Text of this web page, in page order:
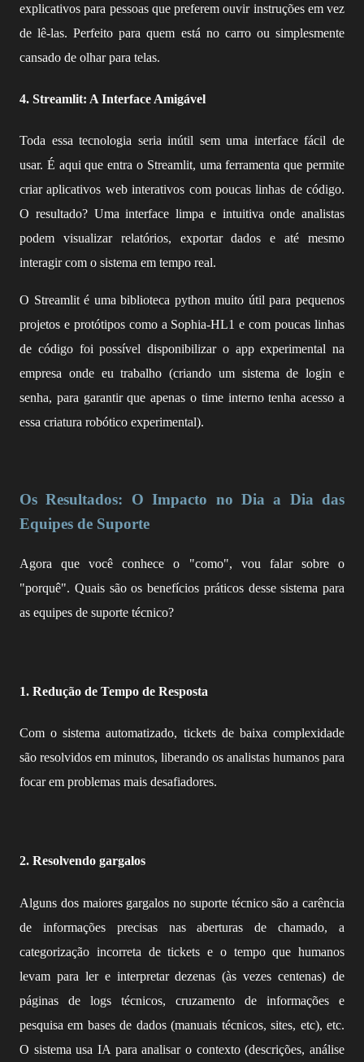
explicativos para pessoas que preferem ouvir instruções em vez
de lê-las. Perfeito para quem está no carro ou simplesmente
cansado de olhar para telas.
4. Streamlit: A Interface Amigável
Toda essa tecnologia seria inútil sem uma interface fácil de
usar. É aqui que entra o Streamlit, uma ferramenta que permite
criar aplicativos web interativos com poucas linhas de código.
O resultado? Uma interface limpa e intuitiva onde analistas
podem visualizar relatórios, exportar dados e até mesmo
interagir com o sistema em tempo real.
O Streamlit é uma biblioteca python muito útil para pequenos
projetos e protótipos como a Sophia-HL1 e com poucas linhas
de código foi possível disponibilizar o app experimental na
empresa onde eu trabalho (criando um sistema de login e
senha, para garantir que apenas o time interno tenha acesso a
essa criatura robótico experimental).
Os Resultados: O Impacto no Dia a Dia das
Equipes de Suporte
Agora que você conhece o "como", vou falar sobre o
"porquê". Quais são os benefícios práticos desse sistema para
as equipes de suporte técnico?
1. Redução de Tempo de Resposta
Com o sistema automatizado, tickets de baixa complexidade
são resolvidos em minutos, liberando os analistas humanos para
focar em problemas mais desafiadores.
2. Resolvendo gargalos
Alguns dos maiores gargalos no suporte técnico são a carência
de informações precisas nas aberturas de chamado, a
categorização incorreta de tickets e o tempo que humanos
levam para ler e interpretar dezenas (às vezes centenas) de
páginas de logs técnicos, cruzamento de informações e
pesquisa em bases de dados (manuais técnicos, sites, etc), etc.
O sistema usa IA para analisar o contexto (descrições, análise